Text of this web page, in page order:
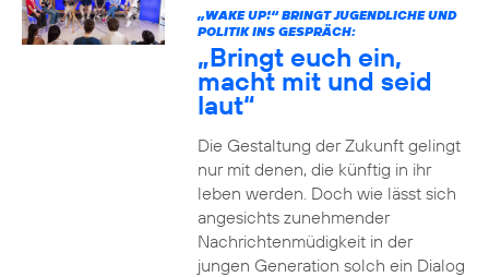
„WAKE UP!“ BRINGT JUGENDLICHE UND
POLITIK INS GESPRÄCH:
„Bringt euch ein,
macht mit und seid
laut“
Die Gestaltung der Zukunft gelingt
nur mit denen, die künftig in ihr
leben werden. Doch wie lässt sich
angesichts zunehmender
Nachrichtenmüdigkeit in der
jungen Generation solch ein Dialog